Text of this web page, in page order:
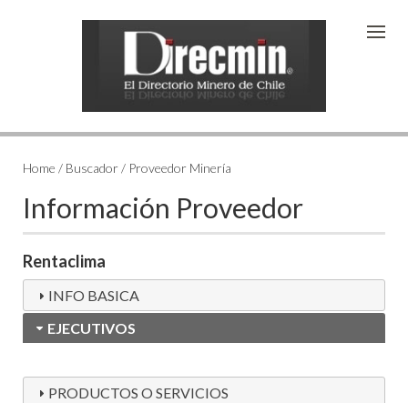
Home / Buscador / Proveedor Minería
Información Proveedor
Rentaclima
INFO BASICA
EJECUTIVOS
PRODUCTOS O SERVICIOS